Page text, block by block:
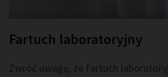
Fartuch laboratoryjny
Zwróć uwagę, że fartuch